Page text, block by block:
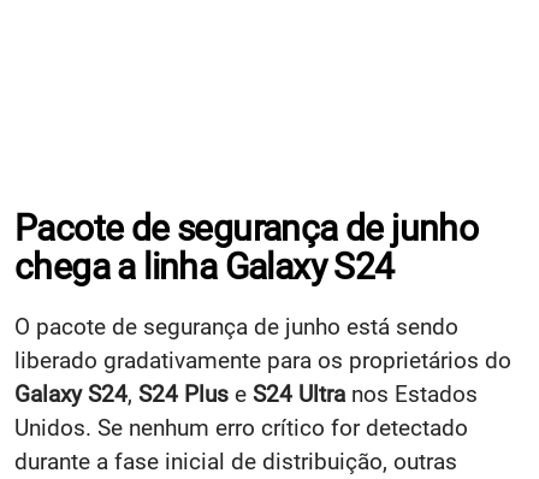
Pacote de segurança de junho
chega a linha Galaxy S24
O pacote de segurança de junho está sendo
liberado gradativamente para os proprietários do
Galaxy S24, S24 Plus e S24 Ultra nos Estados
Unidos. Se nenhum erro crítico for detectado
durante a fase inicial de distribuição, outras